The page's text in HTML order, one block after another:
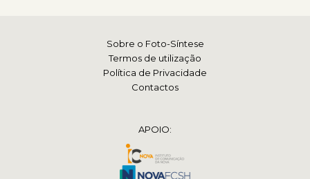
Sobre o Foto-Síntese
Termos de utilização
Política de Privacidade
Contactos
APOIO: